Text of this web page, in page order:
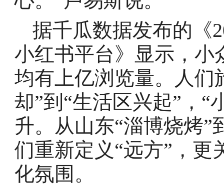
据千瓜数据发布的《
小红书平台》显示，小
均有上亿浏览量。人们
却”到“生活区兴起”，“
升。从山东“淄博烧烤”
们重新定义“远方”，
化氛围。